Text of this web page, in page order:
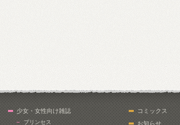
少女・女性向け雑誌
プリンセス
コミックス
お知らせ